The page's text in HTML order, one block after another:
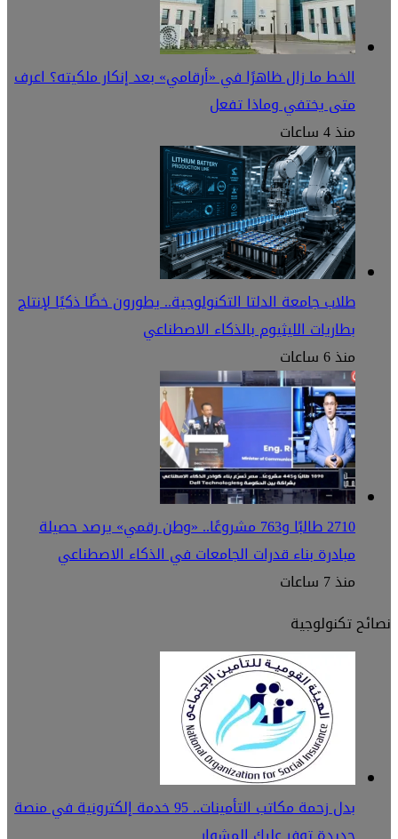
الخط ما زال ظاهرًا في «أرقامي» بعد إنكار ملكيته؟ اعرف
متى يختفي وماذا تفعل
منذ 4 ساعات
طلاب جامعة الدلتا التكنولوجية.. يطورون خطًا ذكيًا لإنتاج
بطاريات الليثيوم بالذكاء الاصطناعي
منذ 6 ساعات
2710 طالبًا و763 مشروعًا.. «وطن رقمي» يرصد حصيلة
مبادرة بناء قدرات الجامعات في الذكاء الاصطناعي
منذ 7 ساعات
نصائح تكنولوجية
بدل زحمة مكاتب التأمينات.. 95 خدمة إلكترونية في منصة